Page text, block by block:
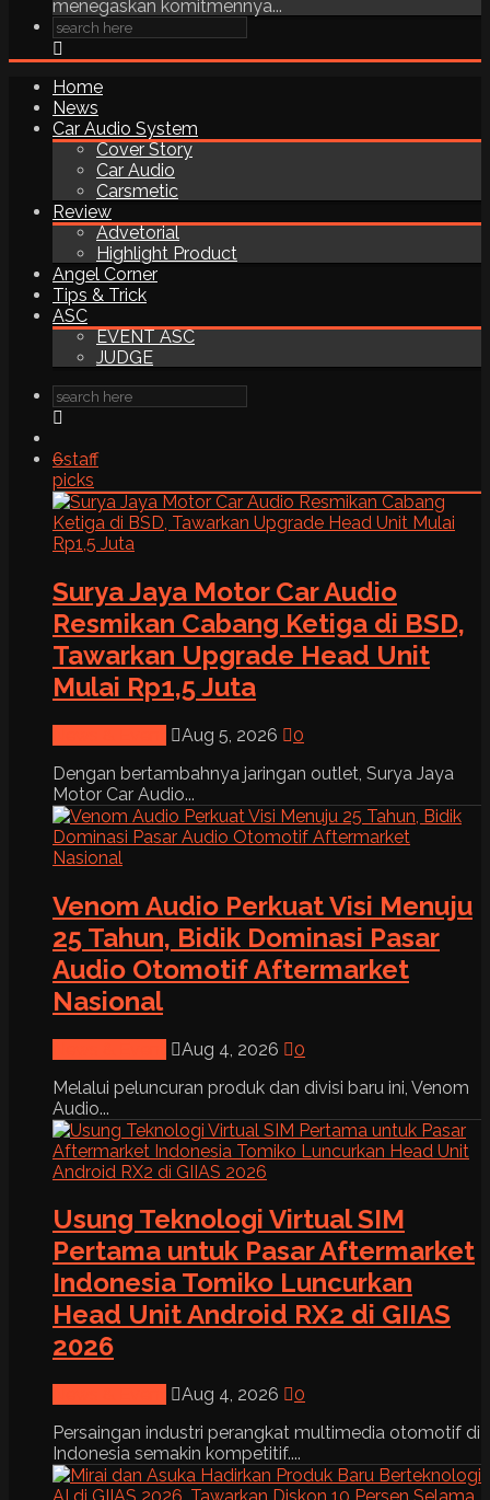
menegaskan komitmennya...
Home
News
Car Audio System
Cover Story
Car Audio
Carsmetic
Review
Advetorial
Highlight Product
Angel Corner
Tips & Trick
ASC
EVENT ASC
JUDGE
6staff
picks
Surya Jaya Motor Car Audio
Resmikan Cabang Ketiga di BSD,
Tawarkan Upgrade Head Unit
Mulai Rp1,5 Juta
Aug 5, 2026
0
Dengan bertambahnya jaringan outlet, Surya Jaya
Motor Car Audio...
Venom Audio Perkuat Visi Menuju
25 Tahun, Bidik Dominasi Pasar
Audio Otomotif Aftermarket
Nasional
Aug 4, 2026
0
Melalui peluncuran produk dan divisi baru ini, Venom
Audio...
Usung Teknologi Virtual SIM
Pertama untuk Pasar Aftermarket
Indonesia Tomiko Luncurkan
Head Unit Android RX2 di GIIAS
2026
Aug 4, 2026
0
Persaingan industri perangkat multimedia otomotif di
Indonesia semakin kompetitif....